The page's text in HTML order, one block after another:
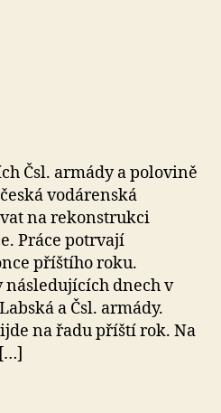
Čsl. armády a polovině
vodárenská
na rekonstrukci
Práce potrvají
příštího roku.
následujících dnech v
a Čsl. armády.
na řadu příští rok. Na